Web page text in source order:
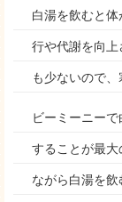
白湯を飲むと
行や代謝を向
も少ないので
ビーミーニー
することが最
ながら白湯を飲